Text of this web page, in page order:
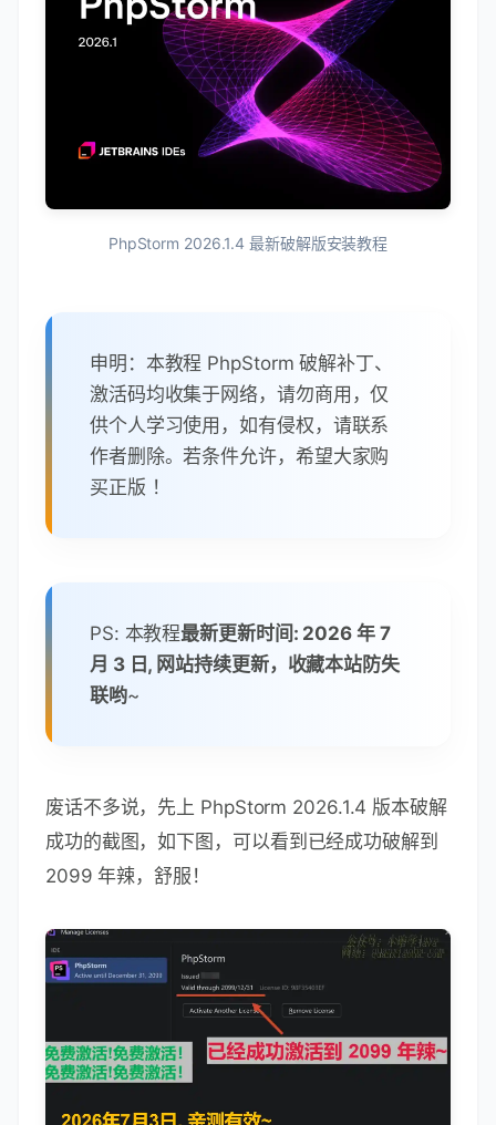
PhpStorm 2026.1.4 最新破解版安装教程
申明：本教程 PhpStorm 破解补丁、
激活码均收集于网络，请勿商用，仅
供个人学习使用，如有侵权，请联系
作者删除。若条件允许，希望大家购
买正版 ！
PS: 本教程最新更新时间: 2026 年 7
月 3 日, 网站持续更新，收藏本站防失
联哟~
废话不多说，先上 PhpStorm 2026.1.4 版本破解
成功的截图，如下图，可以看到已经成功破解到
2099 年辣，舒服！